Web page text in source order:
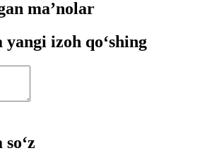
ma’nolar
yangi izoh qo‘shing